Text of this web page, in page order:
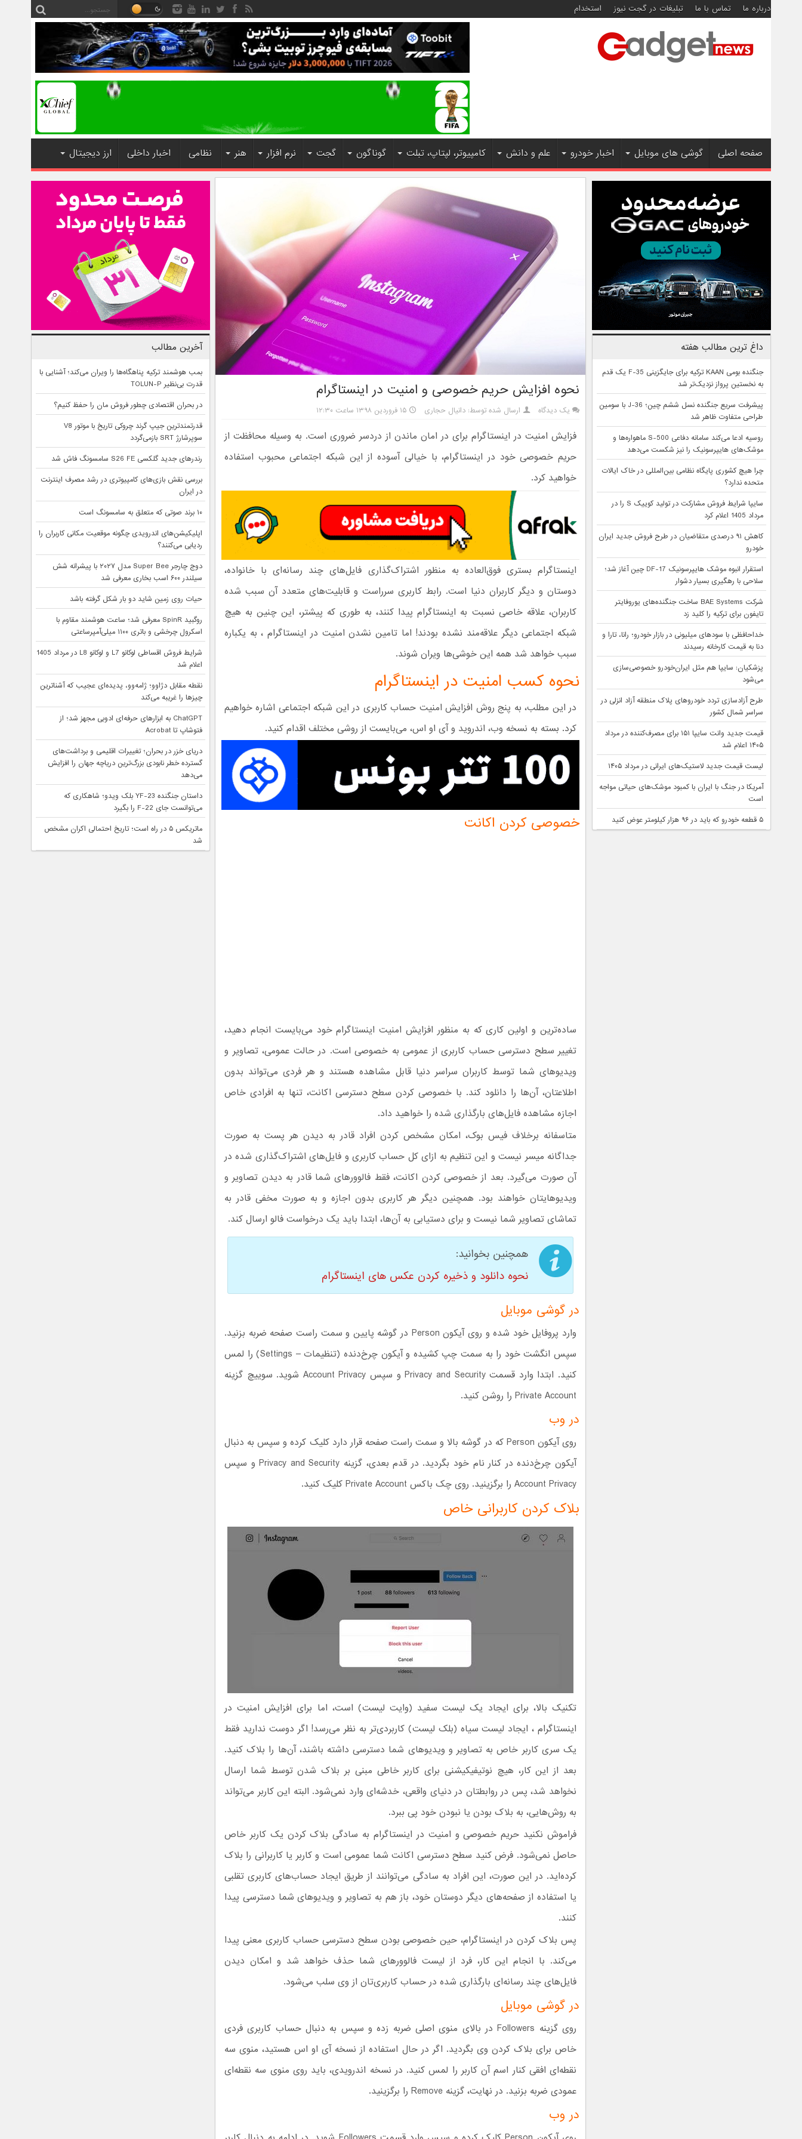
درباره ما تماس با ما تبلیغات در گجت نیوز استخدام
صفحه اصلی گوشی های موبایل اخبار خودرو علم و دانش کامپیوتر، لپتاپ، تبلت گوناگون گجت نرم افزار هنر نظامی اخبار داخلی ارز دیجیتال
نحوه افزایش حریم خصوصی و امنیت در اینستاگرام
یک دیدگاه ارسال شده توسط: دانیال حجاری ۱۵ فروردین ۱۳۹۸ ساعت ۱۲:۳۰
فزایش امنیت در اینستاگرام برای در امان ماندن از دردسر ضروری است. به وسیله محافظت از
حریم خصوصی خود در اینستاگرام، با خیالی آسوده از این شبکه اجتماعی محبوب استفاده
خواهید کرد.
اینستاگرام بستری فوق‌العاده به منظور اشتراک‌گذاری فایل‌های چند رسانه‌ای با خانواده،
دوستان و دیگر کاربران دنیا است. رابط کاربری سرراست و قابلیت‌های متعدد آن سبب شده
کاربران، علاقه خاصی نسبت به اینستاگرام پیدا کنند، به طوری که پیشتر، این چنین به هیچ
شبکه اجتماعی دیگر علاقه‌مند نشده بودند! اما تامین نشدن امنیت در اینستاگرام ، به یکباره
سبب خواهد شد همه این خوشی‌ها ویران شوند.
نحوه کسب امنیت در اینستاگرام
در این مطلب، به پنج روش افزایش امنیت حساب کاربری در این شبکه اجتماعی اشاره خواهیم
کرد. بسته به نسخه وب، اندروید و آی او اس، می‌بایست از روشی مختلف اقدام کنید.
خصوصی کردن اکانت
ساده‌ترین و اولین کاری که به منظور افزایش امنیت اینستاگرام خود می‌بایست انجام دهید،
تغییر سطح دسترسی حساب کاربری از عمومی به خصوصی است. در حالت عمومی، تصاویر و
ویدیوهای شما توسط کاربران سراسر دنیا قابل مشاهده هستند و هر فردی می‌تواند بدون
اطلاعتان، آن‌ها را دانلود کند. با خصوصی کردن سطح دسترسی اکانت، تنها به افرادی خاص
اجازه مشاهده فایل‌های بارگذاری شده را خواهید داد.
متاسفانه برخلاف فیس بوک، امکان مشخص کردن افراد قادر به دیدن هر پست به صورت
جداگانه میسر نیست و این تنظیم به ازای کل حساب کاربری و فایل‌های اشتراک‌گذاری شده در
آن صورت می‌گیرد. بعد از خصوصی کردن اکانت، فقط فالوورهای شما قادر به دیدن تصاویر و
ویدیوهایتان خواهند بود. همچنین دیگر هر کاربری بدون اجازه و به صورت مخفی قادر به
تماشای تصاویر شما نیست و برای دستیابی به آن‌ها، ابتدا باید یک درخواست فالو ارسال کند.
همچنین بخوانید:
نحوه دانلود و ذخیره کردن عکس‌ های اینستاگرام
در گوشی موبایل
وارد پروفایل خود شده و روی آیکون Person در گوشه پایین و سمت راست صفحه ضربه بزنید.
سپس انگشت خود را به سمت چپ کشیده و آیکون چرخ‌دنده (تنظیمات – Settings) را لمس
کنید. ابتدا وارد قسمت Privacy and Security و سپس Account Privacy شوید. سوییچ گزینه
Private Account را روشن کنید.
در وب
روی آیکون Person که در گوشه بالا و سمت راست صفحه قرار دارد کلیک کرده و سپس به دنبال
آیکون چرخ‌دنده در کنار نام خود بگردید. در قدم بعدی، گزینه‌ Privacy and Security و سپس
Account Privacy را برگزینید. روی چک باکس Private Account کلیک کنید.
بلاک کردن کاربرانی خاص
تکنیک بالا، برای ایجاد یک لیست سفید (وایت لیست) است، اما برای افزایش امنیت در
اینستاگرام ، ایجاد لیست سیاه (بلک لیست) کاربردی‌تر به نظر می‌رسد! اگر دوست ندارید فقط
یک سری کاربر خاص به تصاویر و ویدیوهای شما دسترسی داشته باشند، آن‌ها را بلاک کنید.
بعد از این کار، هیچ نوتیفیکیشنی برای کاربر خاطی مبنی بر بلاک شدن توسط شما ارسال
نخواهد شد، پس در روابطتان در دنیای واقعی، خدشه‌ای وارد نمی‌شود. البته این کاربر می‌تواند
به روش‌هایی، به بلاک بودن یا نبودن خود پی ببرد.
فراموش نکنید حریم خصوصی و امنیت در اینستاگرام به سادگی بلاک کردن یک کاربر خاص
حاصل نمی‌شود. فرض کنید سطح دسترسی اکانت شما عمومی است و کاربر یا کاربرانی را بلاک
کرده‌اید. در این صورت، این افراد به سادگی می‌توانند از طریق ایجاد حساب‌های کاربری تقلبی
یا استفاده از صفحه‌های دیگر دوستان خود، باز هم به تصاویر و ویدیوهای شما دسترسی پیدا
کنند.
پس بلاک کردن در اینستاگرام، حین خصوصی بودن سطح دسترسی حساب کاربری معنی پیدا
می‌کند. با انجام این کار، فرد از لیست فالوورهای شما حذف خواهد شد و امکان دیدن
فایل‌های چند رسانه‌ای بارگذاری شده در حساب کاربری‌تان از وی سلب می‌شود.
در گوشی موبایل
روی گزینه Followers در بالای منوی اصلی ضربه زده و سپس به دنبال حساب کاربری فردی
خاص برای بلاک کردن وی بگردید. اگر در حال استفاده از نسخه آی او اس هستید، منوی سه
نقطه‌ای افقی کنار اسم آن کاربر را لمس کنید. در نسخه اندرویدی، باید روی منوی سه نقطه‌ای
عمودی ضربه بزنید. در نهایت، گزینه Remove را برگزینید.
در وب
داغ ترین مطالب هفته
جنگنده بومی KAAN ترکیه برای جایگزینی F-35 یک قدم
به نخستین پرواز نزدیک‌تر شد
پیشرفت سریع جنگنده نسل ششم چین؛ J-36 با سومین
طراحی متفاوت ظاهر شد
روسیه ادعا می‌کند سامانه دفاعی S-500 ماهواره‌ها و
موشک‌های هایپرسونیک را نیز شکست می‌دهد
چرا هیچ کشوری پایگاه نظامی بین‌المللی در خاک ایالات
متحده ندارد؟
سایپا شرایط فروش مشارکت در تولید کوییک S را در
مرداد 1405 اعلام کرد
کاهش ۹۱ درصدی متقاضیان در طرح فروش جدید ایران
خودرو
استقرار انبوه موشک هایپرسونیک DF-17 چین آغاز شد؛
سلاحی با رهگیری بسیار دشوار
شرکت BAE Systems ساخت جنگنده‌های یوروفایتر
تایفون برای ترکیه را کلید زد
خداحافظی با سودهای میلیونی در بازار خودرو؛ رانا، تارا و
دنا به قیمت کارخانه رسیدند
پزشکیان: سایپا هم مثل ایران‌خودرو خصوصی‌سازی
می‌شود
طرح آزادسازی تردد خودروهای پلاک منطقه آزاد انزلی در
سراسر شمال کشور
قیمت جدید وانت سایپا ۱۵۱ برای مصرف‌کننده در مرداد
۱۴۰۵ اعلام شد
لیست قیمت جدید لاستیک‌های ایرانی در مرداد ۱۴۰۵
آمریکا در جنگ با ایران با کمبود موشک‌های حیاتی مواجه
است
۵ قطعه خودرو که باید در ۹۶ هزار کیلومتر عوض کنید
آخرین مطالب
بمب هوشمند ترکیه پناهگاه‌ها را ویران می‌کند؛ آشنایی با
قدرت بی‌نظیر TOLUN-P
در بحران اقتصادی چطور فروش مان را حفظ کنیم؟
قدرتمندترین جیپ گرند چروکی تاریخ با موتور V8
سوپرشارژ SRT بازمی‌گردد
رندرهای جدید گلکسی S26 FE سامسونگ فاش شد
بررسی نقش بازی‌های کامپیوتری در رشد مصرف اینترنت
در ایران
۱۰ برند صوتی که متعلق به سامسونگ است
اپلیکیشن‌های اندرویدی چگونه موقعیت مکانی کاربران را
ردیابی می‌کنند؟
دوج چارجر Super Bee مدل ۲۰۲۷ با پیشرانه شش
سیلندر ۶۰۰ اسب بخاری معرفی شد
حیات روی زمین شاید دو بار شکل گرفته باشد
روگبید SpinR معرفی شد؛ ساعت هوشمند مقاوم با
اسکرول چرخشی و باتری ۱۱۰۰ میلی‌آمپرساعتی
شرایط فروش اقساطی لوکانو L7 و لوکانو L8 در مرداد 1405
اعلام شد
نقطه مقابل دژاوو؛ ژامه‌وو، پدیده‌ای عجیب که آشناترین
چیزها را غریبه می‌کند
ChatGPT به ابزارهای حرفه‌ای ادوبی مجهز شد؛ از
فتوشاپ تا Acrobat
دریای خزر در بحران؛ تغییرات اقلیمی و برداشت‌های
گسترده خطر نابودی بزرگ‌ترین دریاچه جهان را افزایش
می‌دهد
داستان جنگنده YF-23 بلک ویدو؛ شاهکاری که
می‌توانست جای F-22 را بگیرد
ماتریکس ۵ در راه است؛ تاریخ احتمالی اکران مشخص
شد